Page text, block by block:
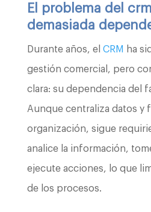
El problema del
demasiada
Durante años, el CRM ha
gestión comercial, pero
clara: su dependencia del
Aunque centraliza datos y
organización, sigue
analice la información,
ejecute acciones, lo que
de los procesos.